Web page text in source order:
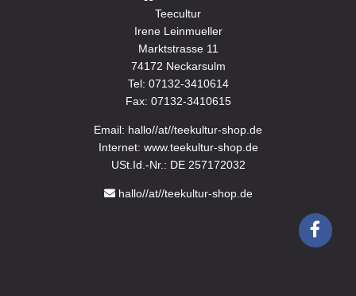
Teecultur
Irene Leinmueller
Marktstrasse 11
74172 Neckarsulm
Tel: 07132-3410614
Fax: 07132-3410615
Email: hallo//at//teekultur-shop.de
Internet: www.teekultur-shop.de
USt.Id.-Nr.: DE 257172032
hallo//at//teekultur-shop.de